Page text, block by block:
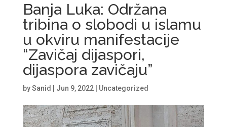
Banja Luka: Održana
tribina o slobodi u islamu
u okviru manifestacije
“Zavičaj dijaspori,
dijaspora zavičaju”
bySanid Jun 9, 2022| Uncategorized